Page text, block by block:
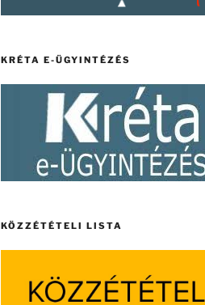
KRÉTA E-ÜGYINTÉZÉS
KÖZZÉTÉTELI LISTA